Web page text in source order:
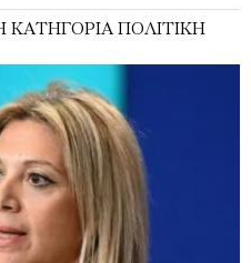
ΚΑΤΗΓΟΡΊΑ ΠΟΛΙΤΙΚΉ